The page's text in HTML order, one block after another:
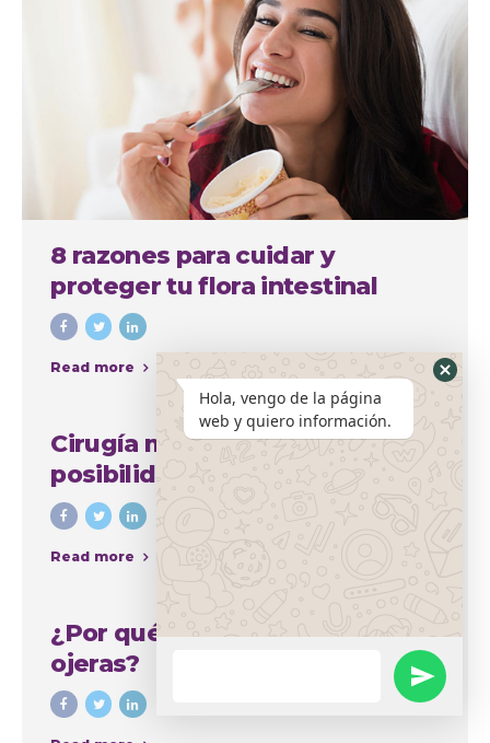
8 razones para cuidar y
proteger tu flora intestinal
Read more
Cirugía mamaria y sus amplias
posibilidades para mejorar el
aspecto del busto
Read more
¿Por qué se producen las
ojeras?
Hola, vengo de la página
web y quiero información.